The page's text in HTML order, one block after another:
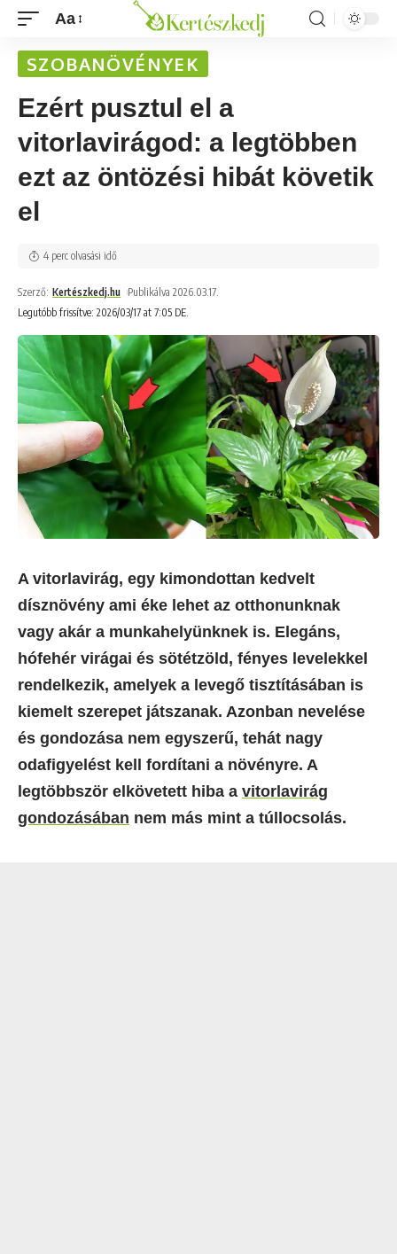
Aa
SZOBANÖVÉNYEK
Ezért pusztul el a
vitorlavirágod: a legtöbben
ezt az öntözési hibát követik
el
Legutóbb frissítve: 2026/03/17 at 7:05 DE.
Szerző: Kertészkedj.hu Publikálva 2026.03.17.
4 perc olvasási idő
A vitorlavirág, egy kimondottan kedvelt
dísznövény ami éke lehet az otthonunknak
vagy akár a munkahelyünknek is. Elegáns,
hófehér virágai és sötétzöld, fényes levelekkel
rendelkezik, amelyek a levegő tisztításában is
kiemelt szerepet játszanak. Azonban nevelése
és gondozása nem egyszerű, tehát nagy
odafigyelést kell fordítani a növényre. A
legtöbbször elkövetett hiba a vitorlavirág
gondozásában nem más mint a túllocsolás.